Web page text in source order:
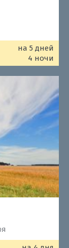
на 5 дней
4 ночи